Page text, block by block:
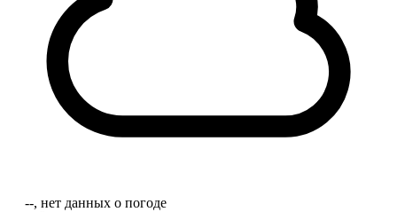
‐‐, нет данных о погоде